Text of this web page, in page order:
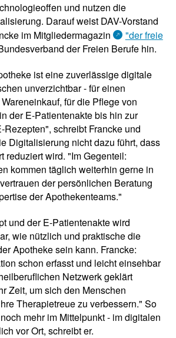
und nutzen die
Darauf weist DAV-Vorstand
im Mitgliedermagazin
"der freie
der Freien Berufe hin.
ist eine zuverlässige digitale
unverzichtbar - für einen
für die Pflege von
der E-Patientenakte bis hin zur
Rezepten", schreibt Francke und
Digitalisierung nicht dazu führt, dass
reduziert wird. "Im Gegenteil:
kommen täglich weiterhin gerne in
der persönlichen Beratung
der Apothekenteams."
und der E-Patientenakte wird
wie nützlich und praktische die
Apotheke sein kann. Francke:
schon erfasst und leicht einsehbar
Netzwerk geklärt
Zeit, um sich den Menschen
Therapietreue zu verbessern." So
mehr im Mittelpunkt - im digitalen
vor Ort, schreibt er.